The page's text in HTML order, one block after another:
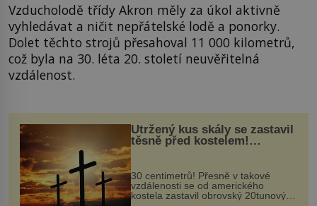
Vzducholodě třídy Akron měly za úkol aktivně
vyhledávat a ničit nepřátelské lodě a ponorky.
Dolet těchto strojů přesahoval 11 000 kilometrů,
což byla na 30. léta 20. století neuvěřitelná
vzdálenost.
Utržený kus skály se zastavil
těsně před kostelem!
Ochránila ho boží síla?
30 centimetrů! Přesně v takové
vzdálenosti se od amerického
kostela zastavil obrovský 20tunový